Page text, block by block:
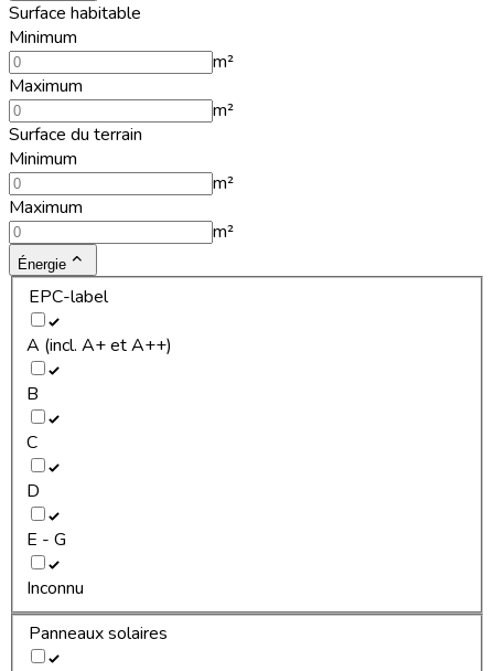
Surface habitable
Minimum
m²
Maximum
m²
Surface du terrain
Minimum
m²
Maximum
m²
Énergie
EPC-label
A (incl. A+ et A++)
B
C
D
E - G
Inconnu
Panneaux solaires